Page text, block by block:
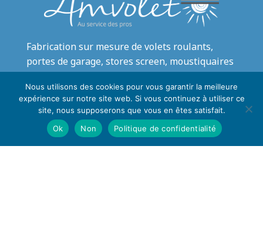
Fabrication sur mesure de volets roulants,
portes de garage, stores screen, moustiquaires
à destination des revendeurs et professionnels.
44 avenue bois baudran - 13015 Marseille
04.86.01.27.80
contact@amvolet.fr
Nous utilisons des cookies pour vous garantir la meilleure
expérience sur notre site web. Si vous continuez à utiliser ce
site, nous supposerons que vous en êtes satisfait.
Ok
Non Politique de confidentialité